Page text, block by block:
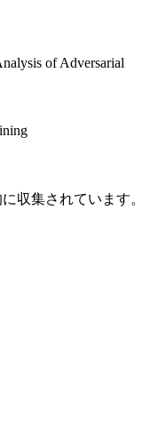
of Adversarial
収集されています。